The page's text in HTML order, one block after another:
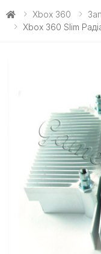
Xbox 360
Xbox 360 Slim